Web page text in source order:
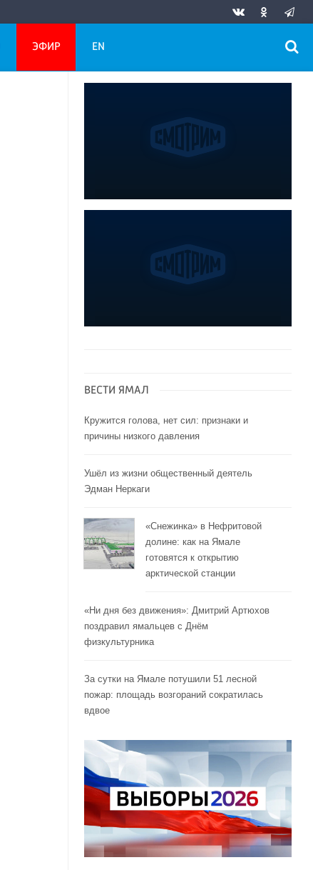
ЭФИР EN
ВЕСТИ ЯМАЛ
Кружится голова, нет сил: признаки и
причины низкого давления
Ушёл из жизни общественный деятель
Эдман Неркаги
«Снежинка» в Нефритовой
долине: как на Ямале
готовятся к открытию
арктической станции
«Ни дня без движения»: Дмитрий Артюхов
поздравил ямальцев с Днём
физкультурника
За сутки на Ямале потушили 51 лесной
пожар: площадь возгораний сократилась
вдвое